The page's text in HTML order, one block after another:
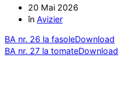
20 Mai 2026
în Avizier
BA nr. 26 la fasoleDownload
BA nr. 27 la tomateDownload